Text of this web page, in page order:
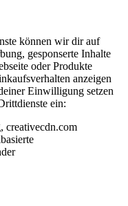
können wir dir auf
gesponserte Inhalte
oder Produkte
anzeigen
Einwilligung setzen
ein:
creativecdn.com